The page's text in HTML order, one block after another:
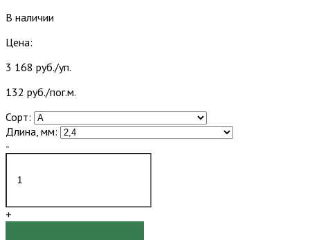
В наличии
Цена:
3 168 руб./уп.
132 руб./пог.м.
Сорт:
Длина, мм:
-
+